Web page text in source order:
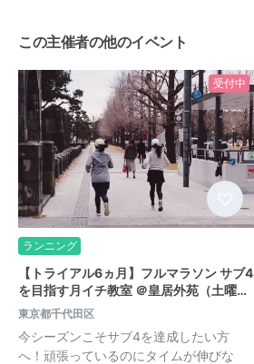
この主催者の他のイベント
受付中
ランニング
【トライアル6ヵ月】フルマラソン サブ4
を目指す月イチ教室 ＠皇居外苑（土曜…
東京都千代田区
今シーズンこそサブ4を達成したい方
へ！頑張っているのにタイムが伸びな